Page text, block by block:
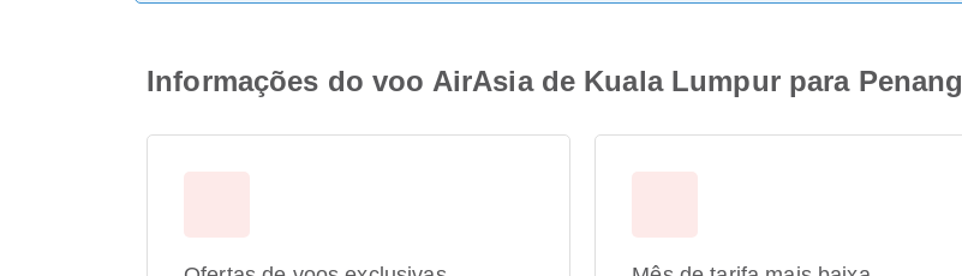
Informações do voo AirAsia de Kuala Lumpur para Penang